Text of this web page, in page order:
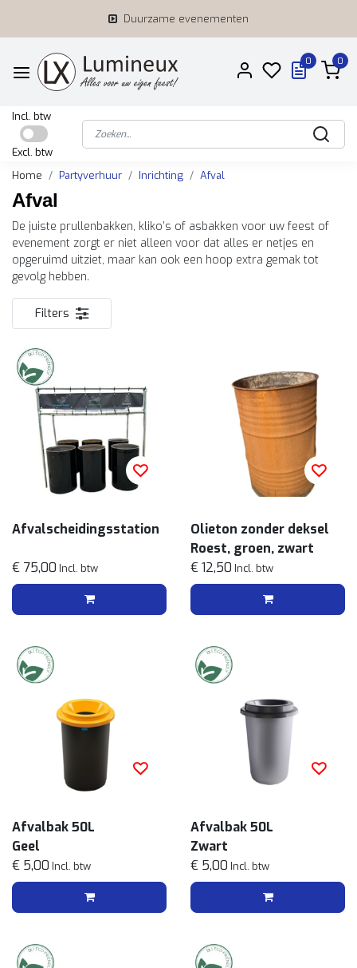
Duurzame evenementen
0 0
Incl. btw
Excl. btw
Home
Partyverhuur Inrichting Afval
Afval
De juiste prullenbakken, kliko’s of asbakken voor uw feest of
evenement zorgt er niet alleen voor dat alles er netjes en
opgeruimd uitziet, maar kan ook een hoop extra gemak tot
gevolg hebben.
Filters
Afvalscheidingsstation
€ 75,00 Incl. btw
Olieton zonder deksel
Roest, groen, zwart
€ 12,50 Incl. btw
Afvalbak 50L
Geel
€ 5,00 Incl. btw
Afvalbak 50L
Zwart
€ 5,00 Incl. btw